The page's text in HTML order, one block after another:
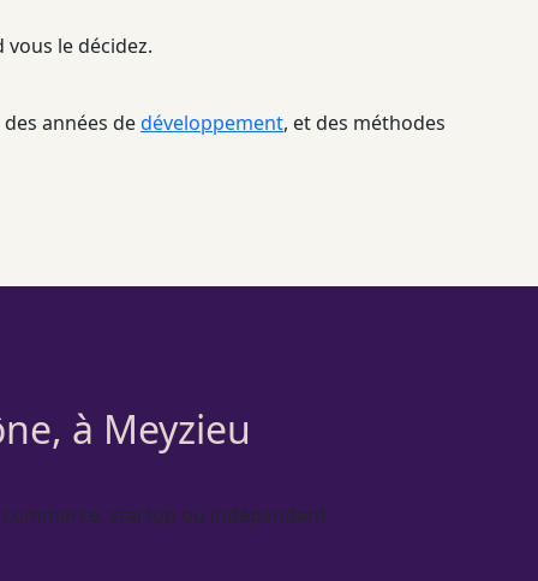
le décidez.
années dedéveloppement, et des méthodes
à Meyzieu
commerce, startup ou indépendant.